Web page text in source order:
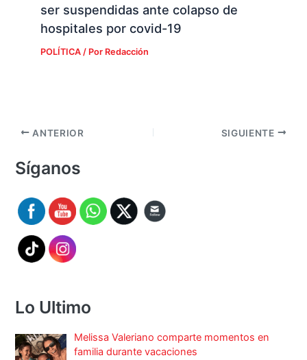
ser suspendidas ante colapso de
hospitales por covid-19
POLÍTICA/ Por Redacción
ANTERIOR SIGUIENTE
Síganos
Lo Ultimo
Melissa Valeriano comparte momentos en
familia durante vacaciones